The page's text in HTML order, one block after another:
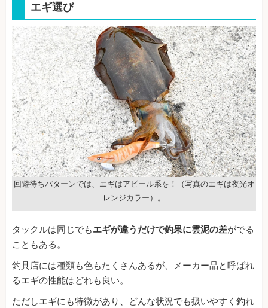
エギ選び
回遊待ちパターンでは、エギはアピール系を！（写真のエギは夜光オ
レンジカラー）。
タックルは同じでもエギが違うだけで釣果に雲泥の差がでる
こともある。
釣具店には種類も色もたくさんあるが、メーカー品と呼ばれ
るエギの性能はどれも良い。
ただしエギにも特徴があり、どんな状況でも扱いやすく釣れ